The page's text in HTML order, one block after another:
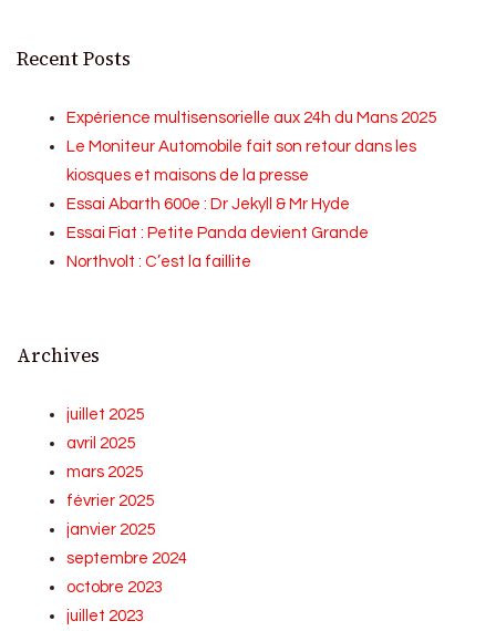
Recent Posts
Expérience multisensorielle aux 24h du Mans 2025
Le Moniteur Automobile fait son retour dans les
kiosques et maisons de la presse
Essai Abarth 600e : Dr Jekyll & Mr Hyde
Essai Fiat : Petite Panda devient Grande
Northvolt : C’est la faillite
Archives
juillet 2025
avril 2025
mars 2025
février 2025
janvier 2025
septembre 2024
octobre 2023
juillet 2023